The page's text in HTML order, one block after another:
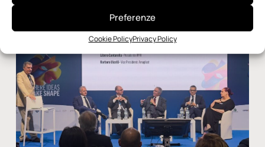
Preferenze
Cookie PolicyPrivacy Policy